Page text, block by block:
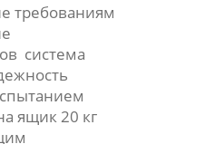
требованиям
система
ящик 20 кг